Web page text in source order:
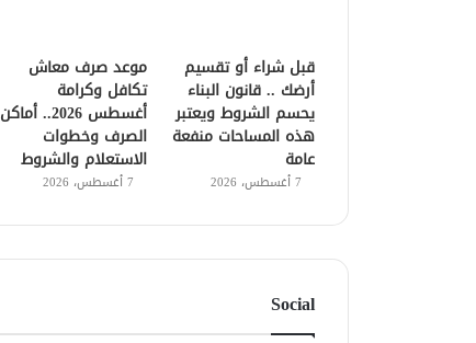
قبل شراء أو تقسيم
أرضك .. قانون البناء
يحسم الشروط ويعتبر
هذه المساحات منفعة
عامة
7 أغسطس، 2026
موعد صرف معاش
تكافل وكرامة
أغسطس 2026.. أماكن
الصرف وخطوات
الاستعلام والشروط
7 أغسطس، 2026
Social